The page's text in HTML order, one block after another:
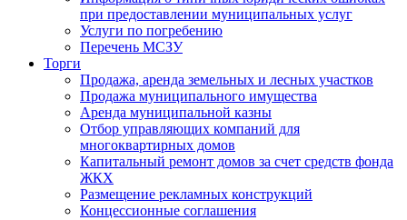
при предоставлении муниципальных услуг
Услуги по погребению
Перечень МСЗУ
Торги
Продажа, аренда земельных и лесных участков
Продажа муниципального имущества
Аренда муниципальной казны
Отбор управляющих компаний для
многоквартирных домов
Капитальный ремонт домов за счет средств фонда
ЖКХ
Размещение рекламных конструкций
Концессионные соглашения